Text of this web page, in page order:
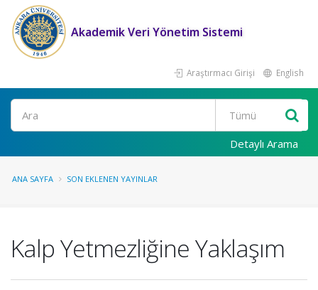
Akademik Veri Yönetim Sistemi
Araştırmacı Girişi English
Ara
Detaylı Arama
ANA SAYFA SON EKLENEN YAYINLAR
Kalp Yetmezliğine Yaklaşım